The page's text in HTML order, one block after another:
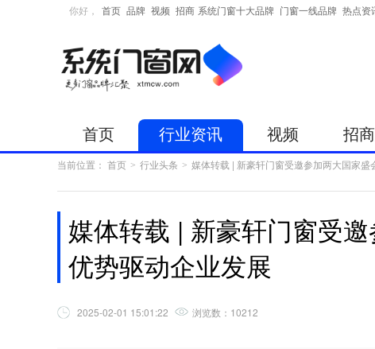
你好， 首页 品牌 视频 招商 系统门窗十大品牌 门窗一线品牌 热点资
首页 行业资讯 视频 招
当前位置： 首页 > 行业头条 > 媒体转载 | 新豪轩门窗受邀参加两大国家
媒体转载 | 新豪轩门窗受
优势驱动企业发展
2025-02-01 15:01:22 浏览数： 10212